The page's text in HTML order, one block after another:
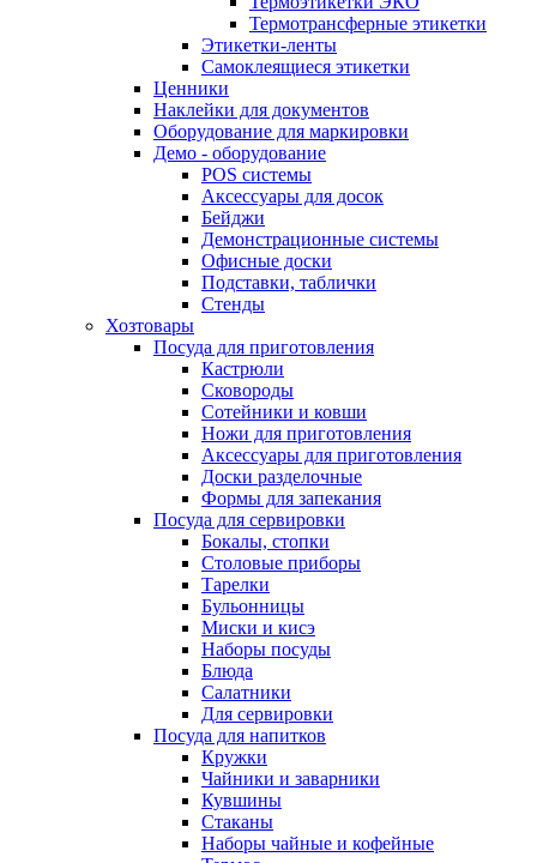
Термотрансферные этикетки
Этикетки-ленты
Самоклеящиеся этикетки
Ценники
Наклейки для документов
Оборудование для маркировки
Демо - оборудование
POS системы
Аксессуары для досок
Бейджи
Демонстрационные системы
Офисные доски
Подставки, таблички
Стенды
Хозтовары
Посуда для приготовления
Кастрюли
Сковороды
Сотейники и ковши
Ножи для приготовления
Аксессуары для приготовления
Доски разделочные
Формы для запекания
Посуда для сервировки
Бокалы, стопки
Столовые приборы
Тарелки
Бульонницы
Миски и кисэ
Наборы посуды
Блюда
Салатники
Для сервировки
Посуда для напитков
Кружки
Чайники и заварники
Кувшины
Стаканы
Наборы чайные и кофейные